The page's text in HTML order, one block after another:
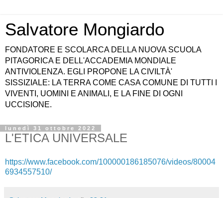
Salvatore Mongiardo
FONDATORE E SCOLARCA DELLA NUOVA SCUOLA
PITAGORICA E DELL'ACCADEMIA MONDIALE
ANTIVIOLENZA. EGLI PROPONE LA CIVILTÀ'
SISSIZIALE: LA TERRA COME CASA COMUNE DI TUTTI I
VIVENTI, UOMINI E ANIMALI, E LA FINE DI OGNI
UCCISIONE.
lunedì 31 ottobre 2022
L'ETICA UNIVERSALE
https://www.facebook.com/100000186185076/videos/80004
6934557510/